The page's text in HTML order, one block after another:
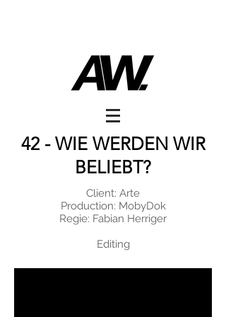
42 - WIE WERDEN WIR
BELIEBT?
Client: Arte
Production: MobyDok
Regie: Fabian Herriger
Editing